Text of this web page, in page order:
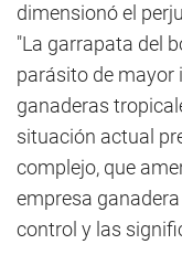
dimensionó el
"La garrapata del
parásito de mayor
ganaderas
situación actual
complejo, que
empresa
control y las